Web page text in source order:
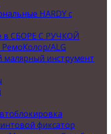
HARDY с
в СБОРЕ С РУЧКОЙ
ALG
малярный инструмент
фиксатор